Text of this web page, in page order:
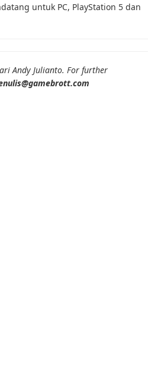
untuk PC, PlayStation 5 dan
Andy Julianto. For further